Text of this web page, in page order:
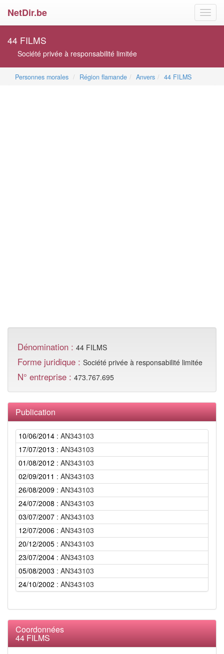
NetDir.be
44 FILMS
Société privée à responsabilité limitée
Personnes morales Région flamande Anvers 44 FILMS
Dénomination : 44 FILMS
Forme juridique : Société privée à responsabilité limitée
N° entreprise : 473.767.695
Publication
10/06/2014 : AN343103
17/07/2013 : AN343103
01/08/2012 : AN343103
02/09/2011 : AN343103
26/08/2009 : AN343103
24/07/2008 : AN343103
03/07/2007 : AN343103
12/07/2006 : AN343103
20/12/2005 : AN343103
23/07/2004 : AN343103
05/08/2003 : AN343103
24/10/2002 : AN343103
Coordonnées
44 FILMS